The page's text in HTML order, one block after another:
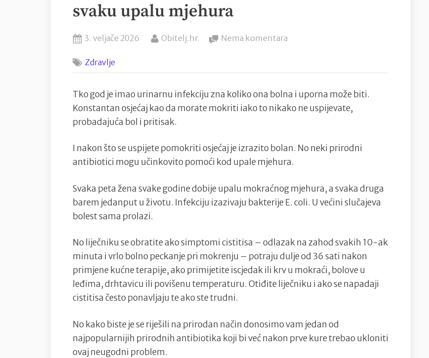
svaku upalu mjehura
Posted
3. veljače 2026 By
Obitelj.hr Nema komentara
koji
liječi
mjehura
Zdravlje
Tko god je imao urinarnu infekciju zna koliko ona bolna i uporna može biti.
Konstantan osjećaj kao da morate mokriti iako to nikako ne uspijevate,
probadajuća bol i pritisak.
I nakon što se uspijete pomokriti osjećaj je izrazito bolan. No neki prirodni
antibiotici mogu učinkovito pomoći kod upale mjehura.
Svaka peta žena svake godine dobije upalu mokraćnog mjehura, a svaka druga
barem jedanput u životu. Infekciju izazivaju bakterije E. coli. U većini slučajeva
bolest sama prolazi.
No liječniku se obratite ako simptomi cistitisa – odlazak na zahod svakih 10-ak
minuta i vrlo bolno peckanje pri mokrenju – potraju dulje od 36 sati nakon
primjene kućne terapije, ako primijetite iscjedak ili krv u mokraći, bolove u
leđima, drhtavicu ili povišenu temperaturu. Otiđite liječniku i ako se napadaji
cistitisa često ponavljaju te ako ste trudni.
No kako biste je se riješili na prirodan način donosimo vam jedan od
najpopularnijih prirodnih antibiotika koji bi već nakon prve kure trebao ukloniti
ovaj neugodni problem.